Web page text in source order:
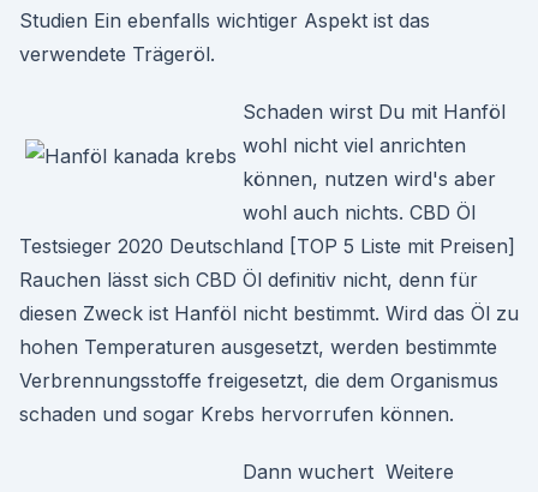
Studien Ein ebenfalls wichtiger Aspekt ist das
verwendete Trägeröl.
Schaden wirst Du mit Hanföl
wohl nicht viel anrichten
können, nutzen wird's aber
wohl auch nichts. CBD Öl
Testsieger 2020 Deutschland [TOP 5 Liste mit Preisen]
Rauchen lässt sich CBD Öl definitiv nicht, denn für
diesen Zweck ist Hanföl nicht bestimmt. Wird das Öl zu
hohen Temperaturen ausgesetzt, werden bestimmte
Verbrennungsstoffe freigesetzt, die dem Organismus
schaden und sogar Krebs hervorrufen können.
Dann wuchert Weitere